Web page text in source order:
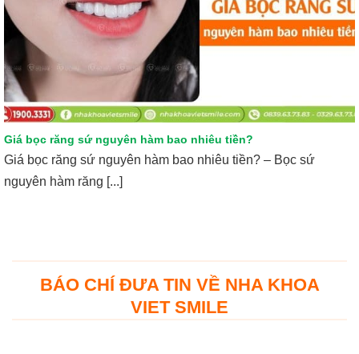
Giá bọc răng sứ nguyên hàm bao nhiêu tiền?
Giá bọc răng sứ nguyên hàm bao nhiêu tiền? – Bọc sứ
nguyên hàm răng [...]
BÁO CHÍ ĐƯA TIN VỀ NHA KHOA
VIET SMILE